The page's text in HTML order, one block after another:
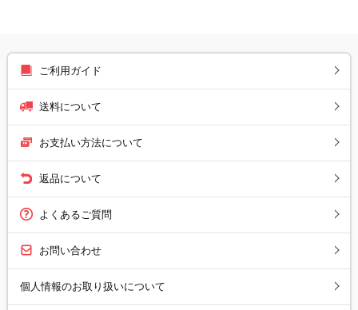
ご利用ガイド
送料について
お支払い方法について
返品について
よくあるご質問
お問い合わせ
個人情報のお取り扱いについて